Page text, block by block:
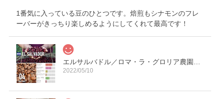
1番気に入っている豆のひとつです。焙煎もシナモンのフレ
ーバーがきっちり楽しめるようにしてくれて最高です！
2022/05/10